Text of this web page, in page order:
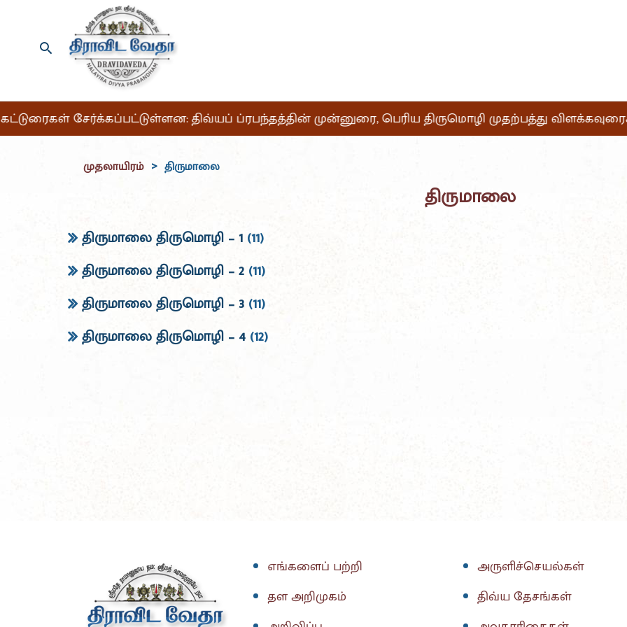
முதலாயிரம் > திருமாலை
கட்டுரைகள் சேர்க்கப்பட்டுள்ளன: திவ்யப் ப்ரபந்தத்தின் முன்னுரை, பெரிய திருமொழி முதற்பத்து
திருமாலை
திருமாலை திருமொழி – 1 (11)
திருமாலை திருமொழி – 2 (11)
திருமாலை திருமொழி – 3 (11)
திருமாலை திருமொழி – 4 (12)
எங்களைப் பற்றி
தள அறிமுகம்
அருளிச்செயல்கள்
திவ்ய தேசங்கள்